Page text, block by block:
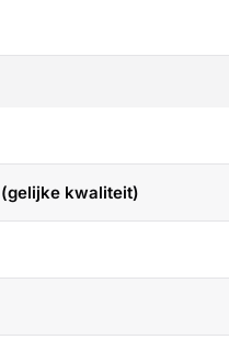
kwaliteit)